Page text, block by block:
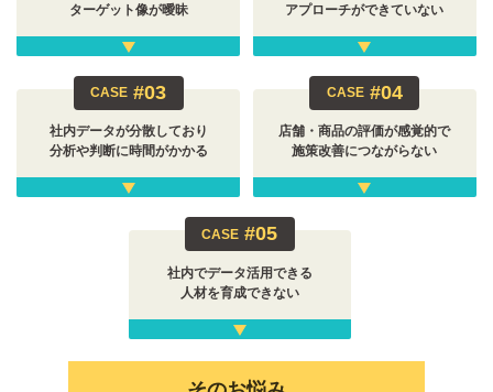
ターゲット像が曖昧
アプローチができていない
CASE #03
社内データが分散しており
分析や判断に時間がかかる
CASE #04
店舗・商品の評価が感覚的で
施策改善につながらない
CASE #05
社内でデータ活用できる
人材を育成できない